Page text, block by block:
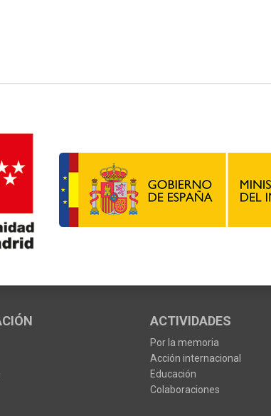
ACTIVIDADES
Por la memoria
Acción internacional
Educación
Colaboraciones